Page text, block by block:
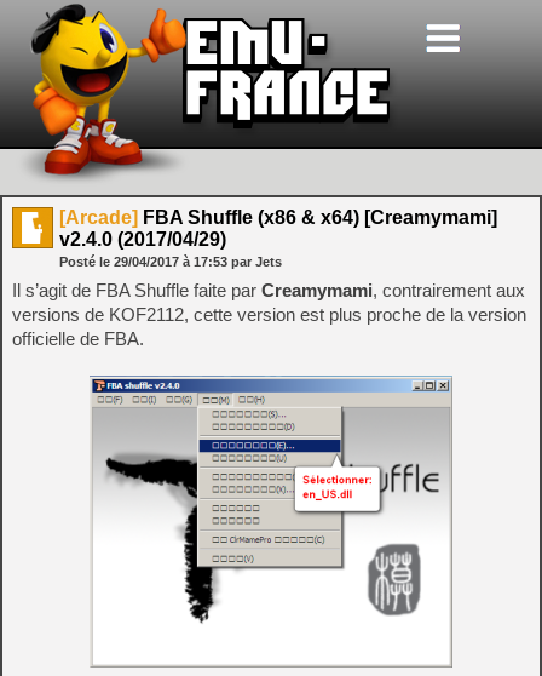
[Arcade] FBA Shuffle (x86 & x64) [Creamymami]
v2.4.0 (2017/04/29)
Posté le 29/04/2017 à 17:53 par Jets
Il s’agit de FBA Shuffle faite par Creamymami, contrairement aux
versions de KOF2112, cette version est plus proche de la version
officielle de FBA.